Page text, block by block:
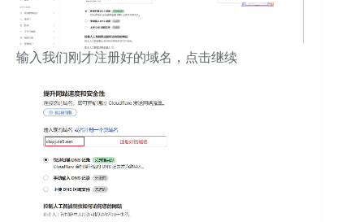
输入我们刚才注册好的域名，点击继续